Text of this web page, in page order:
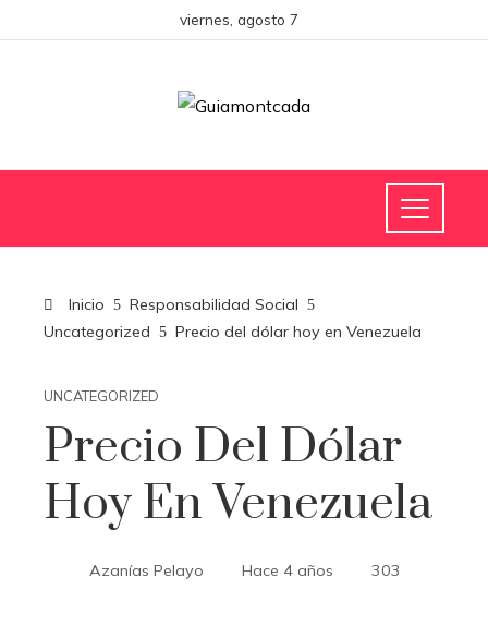
viernes, agosto 7
Inicio
Responsabilidad Social
Uncategorized
Precio del dólar hoy en Venezuela
UNCATEGORIZED
Precio Del Dólar
Hoy En Venezuela
Azanías Pelayo Hace 4 años 303